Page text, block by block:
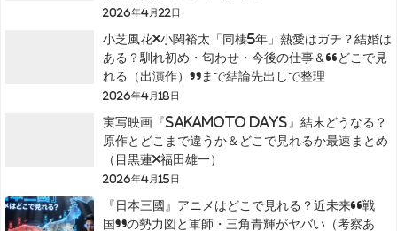
2026年4月22日
小芝風花×小関裕太「同棲5年」熱愛はガチ？結婚は
ある？馴れ初め・匂わせ・今後の仕事＆“どこで見
れる（出演作）”まで結論先出しで整理
2026年4月18日
実写映画『SAKAMOTO DAYS』結末どうなる？
原作とどこまで違うか＆どこで見れるか最速まとめ
（目黒蓮×福田雄一）
2026年4月15日
『日本三國』アニメはどこで見れる？近未来“戦
国”の勢力図と軍師・三角青輝がヤバい（考察あ